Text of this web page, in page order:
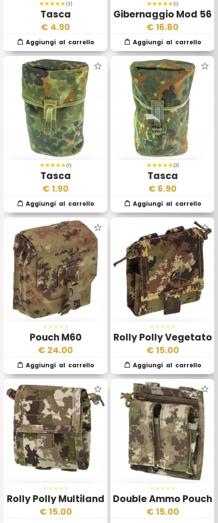
(3)
Tasca
Portacaricatori
Osprey MkIV 2
€ 4.90
(1)
Gibernaggio Mod 56
Esercito Belga
€ 16.80
(1)
Tasca
Portaborraccia
Flecktarn II Scelta
€ 1.90
(2)
Tasca
Portaborraccia
Flecktarn Nuova
€ 6.90
Pouch M60
Vegetato II
€ 24.00
Rolly Polly Vegetato
II
€ 15.00
Rolly Polly Multiland
II
€ 15.00
Double Ammo Pouch
Multiland II
€ 15.00